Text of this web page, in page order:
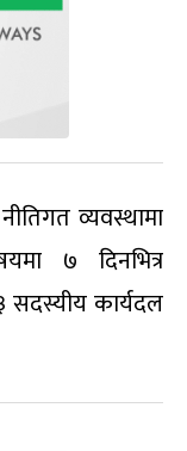
व्यवस्थामा
७ दिनभित्र
सदस्यीय कार्यदल